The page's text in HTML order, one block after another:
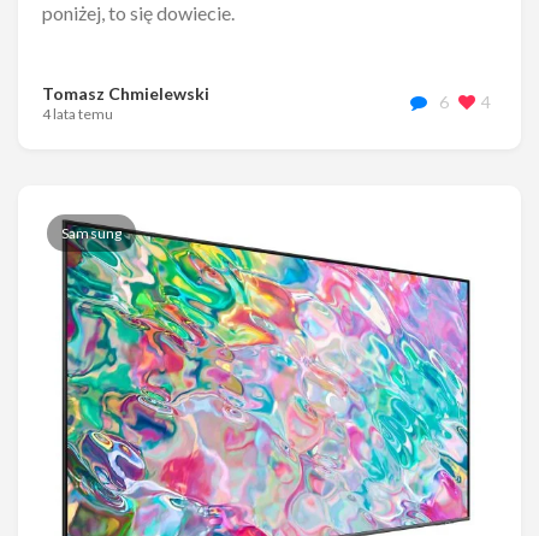
poniżej, to się dowiecie.
Tomasz Chmielewski
4 lata temu
6 4
Samsung